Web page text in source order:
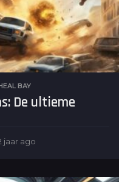
BAY
De ultieme
jaar ago
a